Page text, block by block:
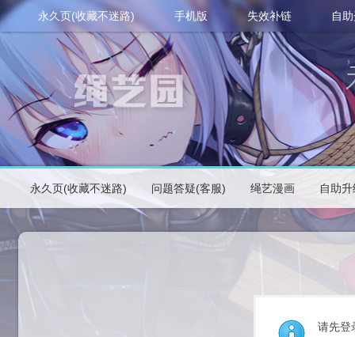
永久页(收藏不迷路) 手机版 失效补链 自
永久页(收藏不迷路) 问题答疑(客服) 绳艺漫画 自助
请先登